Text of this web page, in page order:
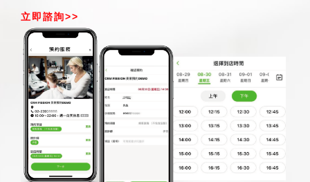
立即諮詢>>